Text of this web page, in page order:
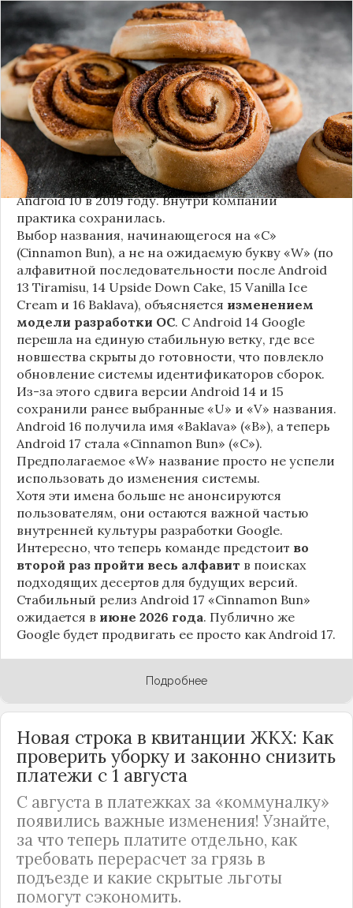
Стало известно внутреннее кодовое имя
следующей крупной версии Android. Как
сообщают источники, Android 17, релиз которой
ожидается в 2026 году, разрабатывается под
названием«Cinnamon Bun»(«Булочка с
корицей»).
Это решение продолжает знаменитую традицию
Google называть версии Android в честь
сладостей и десертов (Cupcake, Donut, KitKat и
т.д.), хотя компанияпрекратила публично
использовать эти именас момента выхода
Android 10 в 2019 году. Внутри компании
практика сохранилась.
Выбор названия, начинающегося на «C»
(Cinnamon Bun), а не на ожидаемую букву «W» (по
алфавитной последовательности после Android
13 Tiramisu, 14 Upside Down Cake, 15 Vanilla Ice
Cream и 16 Baklava), объясняется изменением
модели разработки ОС. С Android 14 Google
перешла на единую стабильную ветку, где все
новшества скрыты до готовности, что повлекло
обновление системы идентификаторов сборок.
Из-за этого сдвига версии Android 14 и 15
сохранили ранее выбранные «U» и «V» названия.
Android 16 получила имя «Baklava» («B»), а теперь
Android 17 стала «Cinnamon Bun» («C»).
Предполагаемое «W» название просто не успели
использовать до изменения системы.
Хотя эти имена больше не анонсируются
пользователям, они остаются важной частью
внутренней культуры разработки Google.
Интересно, что теперь команде предстоит во
второй раз пройти весь алфавит в поисках
подходящих десертов для будущих версий.
Стабильный релиз Android 17 «Cinnamon Bun»
ожидается в июне 2026 года. Публично же
Google будет продвигать ее просто как Android 17.
Подробнее
Новая строка в квитанции ЖКХ: Как
проверить уборку и законно снизить
платежи с 1 августа
С августа в платежках за «коммуналку»
появились важные изменения! Узнайте,
за что теперь платите отдельно, как
требовать перерасчет за грязь в
подъезде и какие скрытые льготы
помогут сэкономить.